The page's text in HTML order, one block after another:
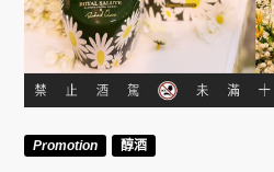
Promotion 醇酒